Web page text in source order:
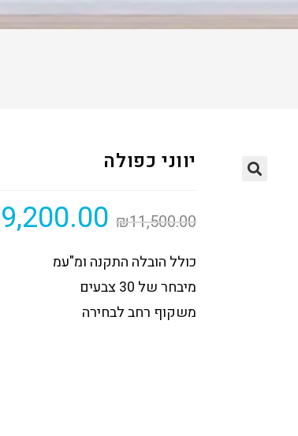
יווני כפולה
₪11,500.00
9,200.00
כולל הובלה התקנה ומ"עמ
מיבחר של 30 צבעים
משקוף רחב לבחירה